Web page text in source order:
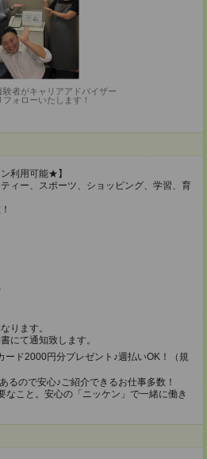
験者がキャリアアドバイザー
ォローいたします！
利用可能★】
ィー、スポーツ、ショッピング、学習、育
ります。
にて通知致します。
ード2000円分プレゼント♪週払いOK！（規
ので安心♪ご紹介できるお仕事多数！
なこと。安心の「ニッケン」で一緒に働き